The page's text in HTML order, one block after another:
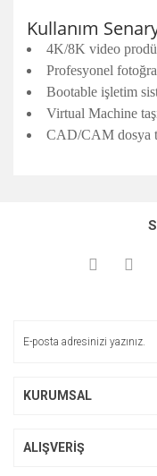
Kullanım
4K/8K video
Profesyonel
Bootable işletim
Virtual Machine
CAD/CAM dosya
kullanarak tarafımıza
Görüş ve önerileriniz
Ürün
KURUMSAL
ALIŞVERİŞ